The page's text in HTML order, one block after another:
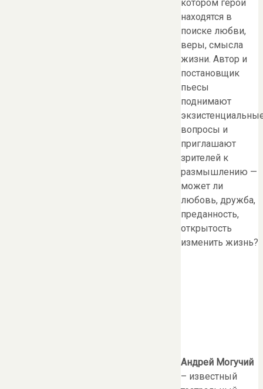
котором герои
находятся в
поиске любви,
веры, смысла
жизни. Автор и
постановщик
пьесы
поднимают
вопросы и
приглашают
зрителей к
размышлению —
может ли
любовь, дружба,
преданность,
открытость
изменить жизнь?
Андрей Могучий
– известный